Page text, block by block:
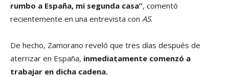
rumbo a España, mi segunda casa”, comentó
recientemente en una entrevista con AS.
De hecho, Zamorano reveló que tres días después de
aterrizar en España, inmediatamente comenzó a
trabajar en dicha cadena.